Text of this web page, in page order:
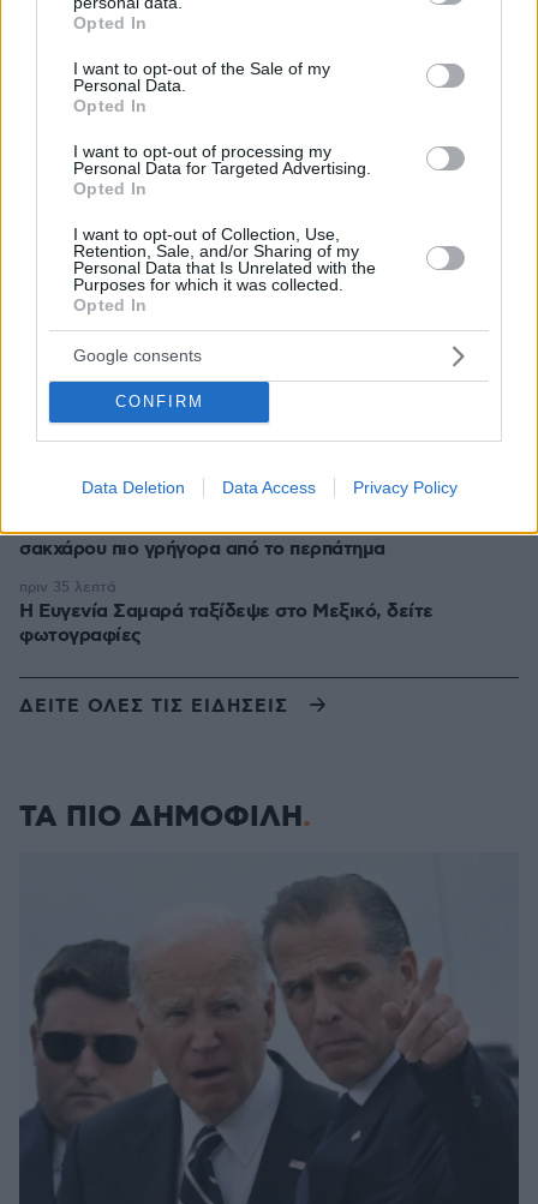
grant or deny consent to Google and its third-party tags to
use your data for below specified purposes in below Google
consent section.
Opted In
I want to opt-out of the Sale of my
Personal Data.
Opted In
I want to opt-out of processing my
Personal Data for Targeted Advertising.
Opted In
I want to opt-out of Collection, Use,
Retention, Sale, and/or Sharing of my
Personal Data that Is Unrelated with the
Purposes for which it was collected.
Opted In
Google consents
CONFIRM
Data Deletion Data Access Privacy Policy
Ποιες μυρωδιές είναι πολύ επικίνδυνες για το
Πέντε ρούχα και καθόλου ψευδαισθήσεις: Γιατί το
παγίδα
πριν 20 λεπτά
λόγους για αυτό
πριν 20 λεπτά
Ανεύρυσμα: Απλό τεστ του αντίχειρα προμηνύει τον
αυξημένο κίνδυνο – Γίνεται σε 1 λεπτό
πριν 26 λεπτά
Το «καρφί»: Το αμερικανικό Πεντάγωνο κατηγορεί τον
πρώην υπουργό Πολεμικής Αεροπορίας Φρανκ Κένταλ
για τη διαρροή των προβλημάτων ασφαλείας στο νέο
πριν 30 λεπτά
σακχάρου πιο γρήγορα από το περπάτημα
Η Ευγενία Σαμαρά ταξίδεψε στο Μεξικό, δείτε
φωτογραφίες
πριν 35 λεπτά
ΔΕΙΤΕ ΟΛΕΣ ΤΙΣ ΕΙΔΗΣΕΙΣ
ΤΑ ΠΙΟ ΔΗΜΟΦΙΛΗ